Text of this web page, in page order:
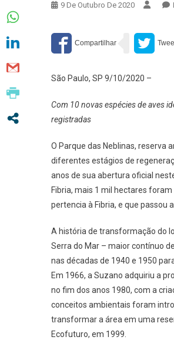
9 De Outubro De 2020
São Paulo, SP 9/10/2020 –
Com 10 novas espécies de aves
registradas
O Parque das Neblinas, reserva
diferentes estágios de
anos de sua abertura oficial
Fibria, mais 1 mil hectares
pertencia à Fibria, e que passou
A história de transformação do
Serra do Mar – maior contínuo
nas décadas de 1940 e 1950
Em 1966, a Suzano adquiriu a
no fim dos anos 1980, com a
conceitos ambientais foram
transformar a área em uma
Ecofuturo, em 1999.